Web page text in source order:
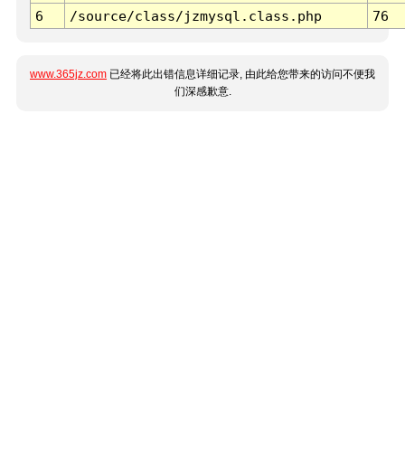
6
/source/class/jzmysql.class.php 76
www.365jz.com 已经将此出错信息详细记录, 由此给您带来的访问不便我
们深感歉意.